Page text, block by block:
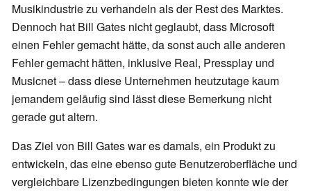
Musikindustrie zu verhandeln als der Rest des Marktes.
Dennoch hat Bill Gates nicht geglaubt, dass Microsoft
einen Fehler gemacht hätte, da sonst auch alle anderen
Fehler gemacht hätten, inklusive Real, Pressplay und
Musicnet – dass diese Unternehmen heutzutage kaum
jemandem geläufig sind lässt diese Bemerkung nicht
gerade gut altern.
Das Ziel von Bill Gates war es damals, ein Produkt zu
entwickeln, das eine ebenso gute Benutzeroberfläche und
vergleichbare Lizenzbedingungen bieten konnte wie der